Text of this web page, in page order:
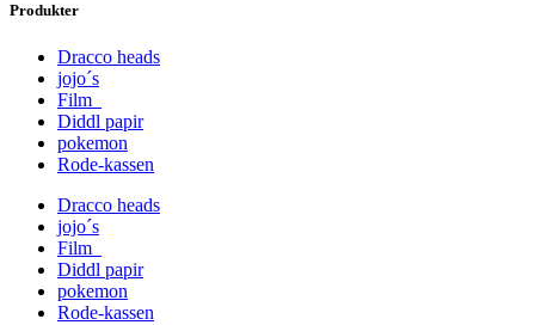
Produkter
Dracco heads
jojo´s
Film
Diddl papir
pokemon
Rode-kassen
Dracco heads
jojo´s
Film
Diddl papir
pokemon
Rode-kassen